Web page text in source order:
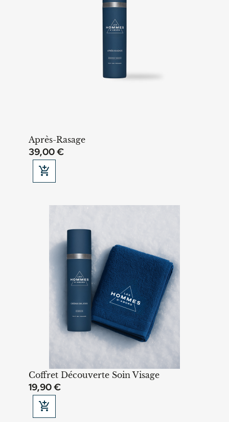
Après-Rasage
39,00 €
Ajouter au panier
Coffret Découverte Soin Visage
19,90 €
Ajouter au panier